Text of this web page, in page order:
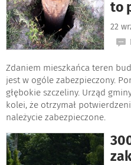
to
22
Zdaniem mieszkańca teren
jest w ogóle zabezpieczony.
głębokie szczeliny. Urząd
kolei, że otrzymał
należycie zabezpieczone.